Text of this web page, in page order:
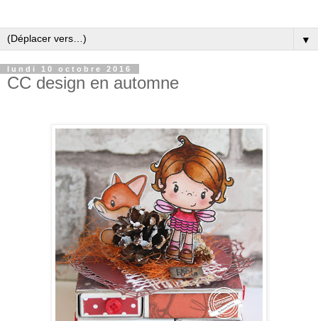
▼
lundi 10 octobre 2016
CC design en automne